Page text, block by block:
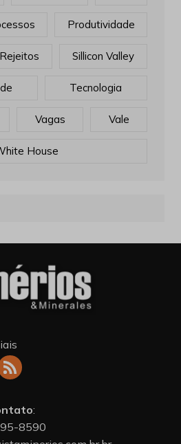
Produtividade
Rejeitos Sillicon Valley
Tecnologia
Vagas Vale
House
:
8590